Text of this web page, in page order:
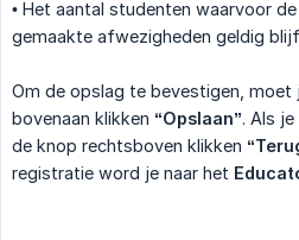
• Het aantal studenten waarvoor
gemaakte afwezigheden geldig
Om de opslag te bevestigen, moet
bovenaan klikken “Opslaan”. Als
de knop rechtsboven klikken
registratie word je naar het